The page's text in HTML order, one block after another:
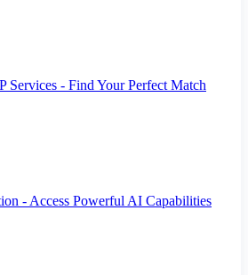
Services - Find Your Perfect Match
- Access Powerful AI Capabilities